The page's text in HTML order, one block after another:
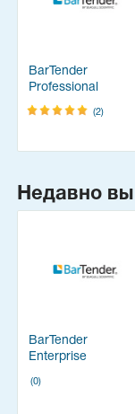
BarTender
Professional
(2)
Недавно
BarTender
Enterprise
(0)